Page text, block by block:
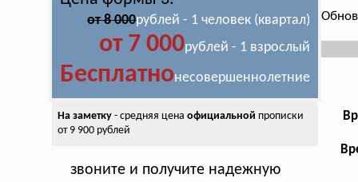
от 8 000рублей - 1 человек (квартал)
от 7 000рублей - 1 взрослый
Бесплатнонесовершеннолетние
На заметку - средняя ценаофициальной прописки
от 9 900 рублей
звоните и получите надежную